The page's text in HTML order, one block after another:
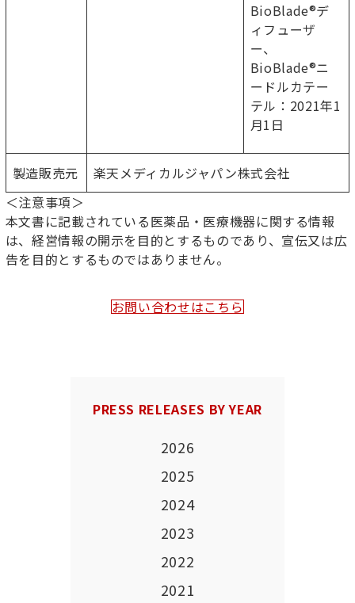
BioBlade®デ
ィフューザ
ー、
BioBlade®ニ
ードルカテー
テル：2021年1
月1日
製造販売元
楽天メディカルジャパン株式会社
＜注意事項＞
本文書に記載されている医薬品・医療機器に関する情報
は、経営情報の開示を目的とするものであり、宣伝又は広
告を目的とするものではありません。
お問い合わせはこちら
PRESS RELEASES BY YEAR
2026
2025
2024
2023
2022
2021